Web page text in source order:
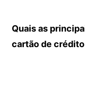
Quais as
cartão de